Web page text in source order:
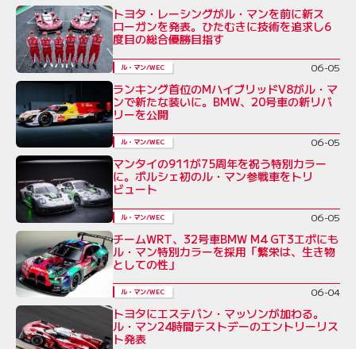
トヨタ・レーシングがル・マンを前に新ス
ローガンを発表。ひたむきに技術を追求し6
度目の総合優勝目指す
ル・マン/WEC 06-05
ランキング首位のMハイブリッドV8がル・マ
ンで新たな装いに。BMW、20号車の新リバ
リーを公開
ル・マン/WEC 06-05
マンタイの911が75周年を祝う特別カラー
に。ポルシェ初のル・マン参戦車をトリ
ビュート
ル・マン/WEC 06-05
チームWRT、32号車BMW M4 GT3エボにも
ル・マン特別カラーを採用「繁栄は、生き物
としての性」
ル・マン/WEC 06-04
トヨタにエステバン・マッソンが加わる。
ル・マン24時間テストデーのエントリーリス
ト発表